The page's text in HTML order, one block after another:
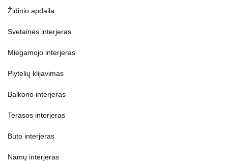
Židinio apdaila
Svetainės interjeras
Miegamojo interjeras
Plytelių klijavimas
Balkono interjeras
Terasos interjeras
Buto interjeras
Namų interjeras